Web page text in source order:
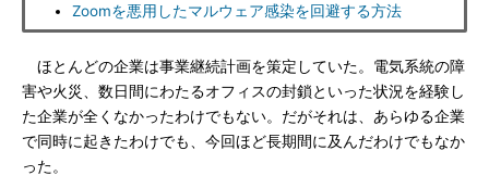
Zoomを悪用したマルウェア感染を回避する方法
ほとんどの企業は事業継続計画を策定していた。電気系統の障
害や火災、数日間にわたるオフィスの封鎖といった状況を経験し
た企業が全くなかったわけでもない。だがそれは、あらゆる企業
で同時に起きたわけでも、今回ほど長期間に及んだわけでもなか
った。